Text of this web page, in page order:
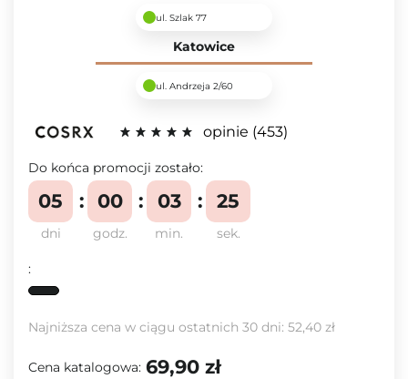
ul. Szlak 77
Katowice
ul. Andrzeja 2/60
opinie 453
Do końca promocji zostało:
dni
05
godz.
00
min.
03
sek.
25
:
Najniższa cena w ciągu ostatnich 30 dni: 52,40 zł
Cena katalogowa: 69,90 zł